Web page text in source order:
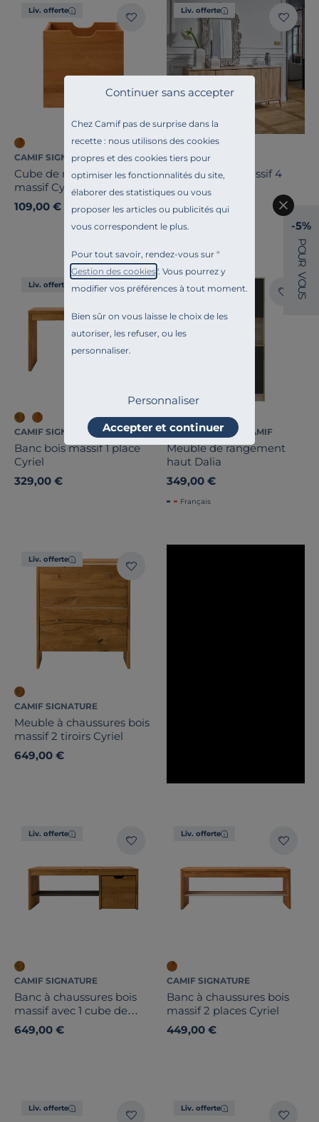
Chez Camif pas de surprise dans la
recette : nous utilisons des cookies
propres et des cookies tiers pour
optimiser les fonctionnalités du site,
élaborer des statistiques ou vous
proposer les articles ou publicités qui
vous correspondent le plus.
Pour tout savoir, rendez-vous sur "
Gestion des cookies". Vous pourrez y
modifier vos préférences à tout moment.
Bien sûr on vous laisse le choix de les
autoriser, les refuser, ou les
personnaliser.
Continuer sans accepter
Personnaliser
Accepter et continuer
Liv. offerte
CAMIF SIGNATURE
Cube de rangement bois
massif Cyriel
109,00 €
Liv. offerte
CAMIF SIGNATURE
Buffet chêne massif 4
portes Charles
2 199,00 €
Liv. offerte
CAMIF SIGNATURE
Banc bois massif 1 place
Cyriel
329,00 €
ESSENTIELS PAR CAMIF
Meuble de rangement
haut Dalia
349,00 €
Français
Liv. offerte
CAMIF SIGNATURE
Meuble à chaussures bois
massif 2 tiroirs Cyriel
649,00 €
Liv. offerte
CAMIF SIGNATURE
Banc à chaussures bois
massif avec 1 cube de
rangement Cyriel
649,00 €
Liv. offerte
CAMIF SIGNATURE
Banc à chaussures bois
massif 2 places Cyriel
449,00 €
Liv. offerte Liv. offerte
-5%
P
O
U
R
V
O
U
S